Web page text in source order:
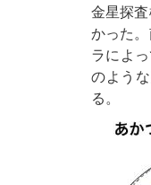
金星探
かった
ラによ
のよう
る。